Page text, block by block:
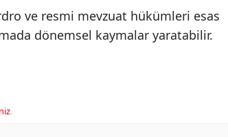
ve resmi mevzuat hükümleri esas
dönemsel kaymalar yaratabilir.
.